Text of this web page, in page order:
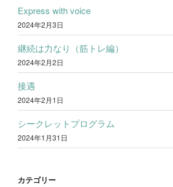
Express with voice
2024年2月3日
継続は力なり（筋トレ編）
2024年2月2日
接遇
2024年2月1日
シークレットプログラム
2024年1月31日
カテゴリー